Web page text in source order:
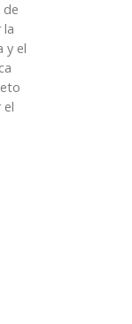
de
la
y el
el